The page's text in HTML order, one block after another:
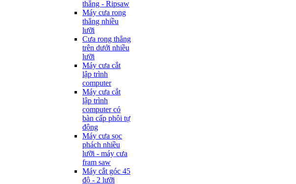
thẳng - Ripsaw
Máy cưa rong
thẳng nhiều
lưỡi
Cưa rong thẳng
trên dưới nhiều
lưỡi
Máy cưa cắt
lập trình
computer
Máy cưa cắt
lập trình
computer có
bàn cấp phôi tự
động
Máy cưa sọc
phách nhiều
lưỡi - máy cưa
fram saw
Máy cắt góc 45
độ - 2 lưỡi